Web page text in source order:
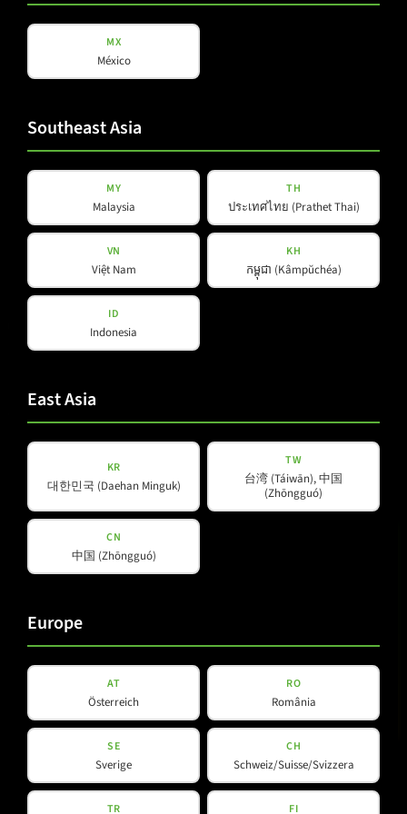
COX-Line
CV-Line
K-Line
M-Array
Mi-Line
Portable Column
Software
Spotlight
Instagram
LinkedIn
WeChat Douyin
MX
México
Southeast Asia
MY
Malaysia
TH
ประเทศไทย (Prathet Thai)
VN
Việt Nam
KH
កម្ពុជា (Kâmpŭchéa)
ID
Indonesia
East Asia
KR
대한민국 (Daehan Minguk)
TW
台湾 (Táiwān), 中国
(Zhōngguó)
CN
中国 (Zhōngguó)
Europe
AT
Österreich
RO
România
SE
Sverige
CH
Schweiz/Suisse/Svizzera
TR FI